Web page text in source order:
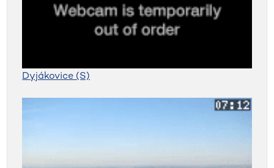
Dyjákovice (S)